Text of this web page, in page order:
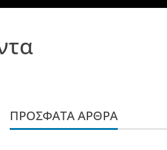
ΠΡΌΣΦΑΤΑ ΆΡΘΡΑ